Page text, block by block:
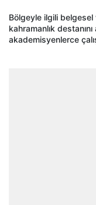
Bölgeyle ilgili
kahramanlık
akademisyenlerce